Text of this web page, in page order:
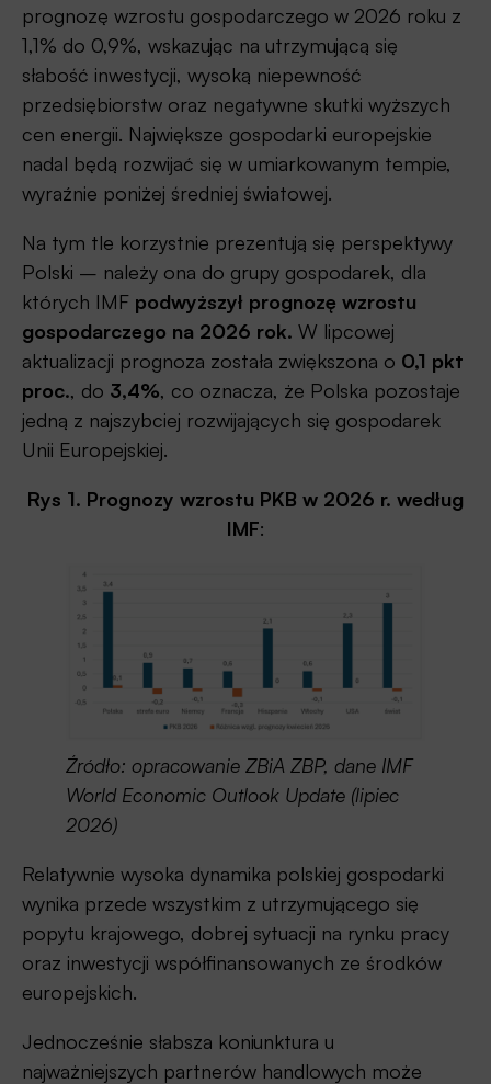
prognozę wzrostu gospodarczego w 2026 roku z
1,1% do 0,9%, wskazując na utrzymującą się
słabość inwestycji, wysoką niepewność
przedsiębiorstw oraz negatywne skutki wyższych
cen energii. Największe gospodarki europejskie
nadal będą rozwijać się w umiarkowanym tempie,
wyraźnie poniżej średniej światowej.
Na tym tle korzystnie prezentują się perspektywy
Polski – należy ona do grupy gospodarek, dla
których IMF podwyższył prognozę wzrostu
gospodarczego na 2026 rok. W lipcowej
aktualizacji prognoza została zwiększona o 0,1 pkt
proc., do 3,4%, co oznacza, że Polska pozostaje
jedną z najszybciej rozwijających się gospodarek
Unii Europejskiej.
Rys 1. Prognozy wzrostu PKB w 2026 r. według
IMF:
Źródło: opracowanie ZBiA ZBP, dane IMF
World Economic Outlook Update (lipiec
2026)
Relatywnie wysoka dynamika polskiej gospodarki
wynika przede wszystkim z utrzymującego się
popytu krajowego, dobrej sytuacji na rynku pracy
oraz inwestycji współfinansowanych ze środków
europejskich.
Jednocześnie słabsza koniunktura u
najważniejszych partnerów handlowych może